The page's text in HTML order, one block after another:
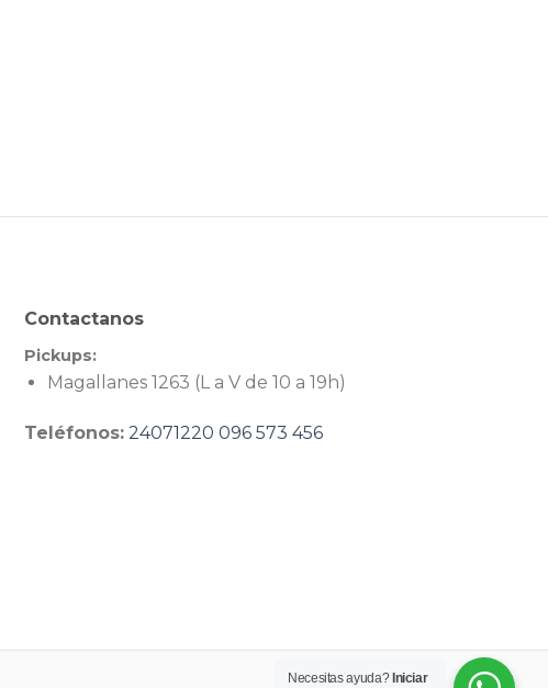
Contactanos
Pickups:
Magallanes 1263 (L a V de 10 a 19h)
Teléfonos: 24071220 096 573 456
Necesitas ayuda? Iniciar